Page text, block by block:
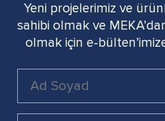
Yeni projelerimiz ve
sahibi olmak ve
olmak için e-